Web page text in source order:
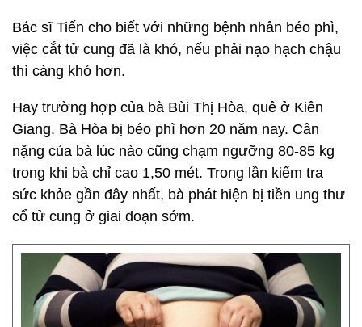
Bác sĩ Tiến cho biết với những bệnh nhân béo phì,
việc cắt tử cung đã là khó, nếu phải nạo hạch chậu
thì càng khó hơn.
Hay trường hợp của bà Bùi Thị Hòa, quê ở Kiên
Giang. Bà Hòa bị béo phì hơn 20 năm nay. Cân
nặng của bà lúc nào cũng chạm ngưỡng 80-85 kg
trong khi bà chỉ cao 1,50 mét. Trong lần kiểm tra
sức khỏe gần đây nhất, bà phát hiện bị tiền ung thư
cổ tử cung ở giai đoạn sớm.